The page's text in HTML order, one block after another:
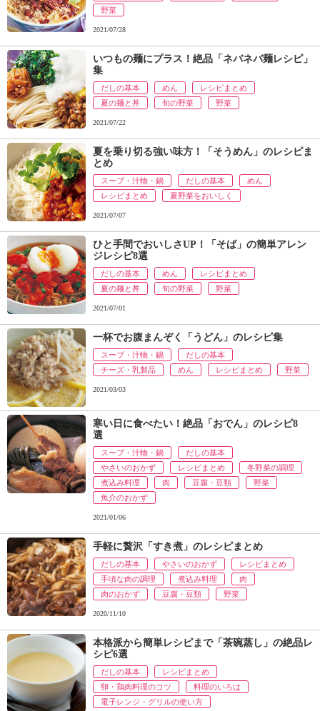
野菜
2021/07/28
いつもの麺にプラス！絶品「ネバネバ麺レシピ」
集
だしの基本 めん
レシピまとめ
夏の麺と丼
旬の野菜 野菜
2021/07/22
夏を乗り切る強い味方！「そうめん」のレシピま
とめ
スープ・汁物・鍋 だしの基本
めん
レシピまとめ
夏野菜をおいしく
2021/07/07
ひと手間でおいしさUP！「そば」の簡単アレン
ジレシピ8選
だしの基本 めん
レシピまとめ
夏の麺と丼
旬の野菜 野菜
2021/07/01
一杯でお腹まんぞく「うどん」のレシピ集
スープ・汁物・鍋
だしの基本
チーズ・乳製品
めん レシピまとめ 野菜
2021/03/03
寒い日に食べたい！絶品「おでん」のレシピ8
選
スープ・汁物・鍋
だしの基本
やさいのおかず
レシピまとめ
冬野菜の調理
煮込み料理
肉 豆腐・豆類
野菜
魚介のおかず
2021/01/06
手軽に贅沢「すき煮」のレシピまとめ
だしの基本 やさいのおかず
レシピまとめ
手頃な肉の調理
煮込み料理
肉
肉のおかず
豆腐・豆類 野菜
2020/11/10
本格派から簡単レシピまで「茶碗蒸し」の絶品レ
シピ6選
だしの基本
レシピまとめ
卵・鶏肉料理のコツ
料理のいろは
電子レンジ・グリルの使い方